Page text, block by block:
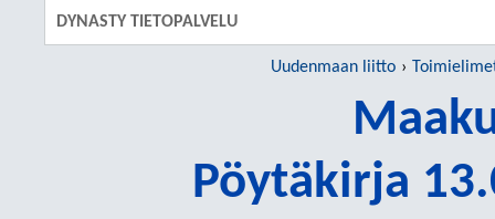
DYNASTY TIETOPALVELU
Uudenmaan liitto
Pöytäkirja